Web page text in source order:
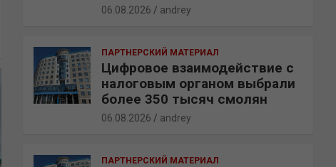
06.08.2026 andrey
ПАРТНЕРСКИЙ МАТЕРИАЛ
Цифровое взаимодействие с
налоговым органом выбрали
более 350 тысяч смолян
06.08.2026 andrey
ПАРТНЕРСКИЙ МАТЕРИАЛ